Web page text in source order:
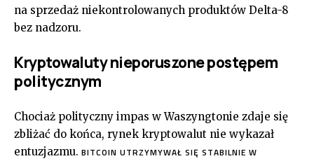
na sprzedaż niekontrolowanych produktów Delta-8
bez nadzoru.
Kryptowaluty nieporuszone postępem
politycznym
Chociaż polityczny impas w Waszyngtonie zdaje się
zbliżać do końca, rynek kryptowalut nie wykazał
entuzjazmu. BITCOIN UTRZYMYWAŁ SIĘ STABILNIE W